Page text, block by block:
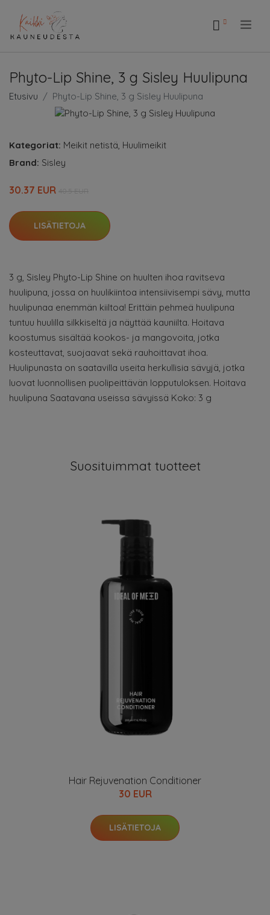
Phyto-Lip Shine, 3 g Sisley Huulipuna
Etusivu Phyto-Lip Shine, 3 g Sisley Huulipuna
Kategoriat: Meikit netistä Huulimeikit
Brand: Sisley
30.37 EUR
LISÄTIETOJA
3 g, Sisley Phyto-Lip Shine on huulten ihoa ravitseva
huulipuna, jossa on huulikiintoa intensiivisempi sävy, mutta
huulipunaa enemmän kiiltoa! Erittäin pehmeä huulipuna
tuntuu huulilla silkkiseltä ja näyttää kauniilta. Hoitava
koostumus sisältää kookos- ja mangovoita, jotka
kosteuttavat, suojaavat sekä rauhoittavat ihoa.
Huulipunasta on saatavilla useita herkullisia sävyjä, jotka
luovat luonnollisen puolipeittävän lopputuloksen. Hoitava
huulipuna Saatavana useissa sävyissä Koko: 3 g
Suosituimmat tuotteet
Hair Rejuvenation Conditioner
30 EUR
LISÄTIETOJA